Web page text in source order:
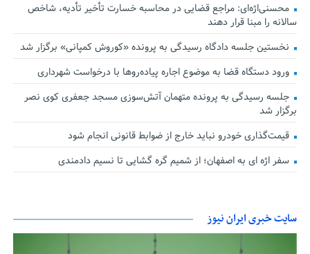
محسنی‌اژه‌ای: مراجع قضایی در محاسبه خسارت تأخیر تأدیه، شاخص
سالانه را مبنا قرار دهند
نخستین جلسه دادگاه رسیدگی به پرونده «کوروش کمپانی» برگزار شد
ورود دستگاه قضا به موضوع اجاره پیاده‌روها با درخواست شهرداری
جلسه رسیدگی به پرونده متهمان آتش‌سوزی مسجد جعفری کوی نصر
برگزار شد
قیمت‌گذاری خودرو نباید خارج از ضوابط قانونی انجام شود
سفر اژه ای به اصفهان؛ از شمیم گره گشایی تا نسیم دادمندی
سایت خبری ایران نیوز